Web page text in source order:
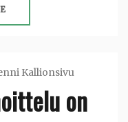
Kallionsivu
on